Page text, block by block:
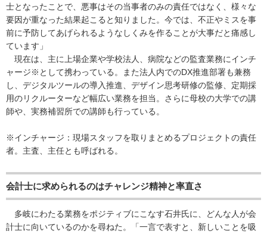
士となったことで、悪事はその当事者のみの責任ではなく、様々な
要因が重なった結果起こると知りました。今では、不正やミスを事
前に予防してあげられるようなしくみを作ることが大事だと痛感し
ています」
現在は、主に上場企業や学校法人、病院などの監査業務にインチ
ャージ※として携わっている。また法人内でのDX推進部署も兼務
し、デジタルツールの導入推進、デザイン思考研修の監修、定期採
用のリクルーターなど幅広い業務を担当。さらに母校の大学での講
師や、実務補習所での講師も行っている。
※インチャージ：現場スタッフを取りまとめるプロジェクトの責任
者。主査、主任とも呼ばれる。
会計士に求められるのはチャレンジ精神と率直さ
多岐にわたる業務をポジティブにこなす石井氏に、どんな人が会
計士に向いているのかを尋ねた。「一言で表すと、新しいことを吸